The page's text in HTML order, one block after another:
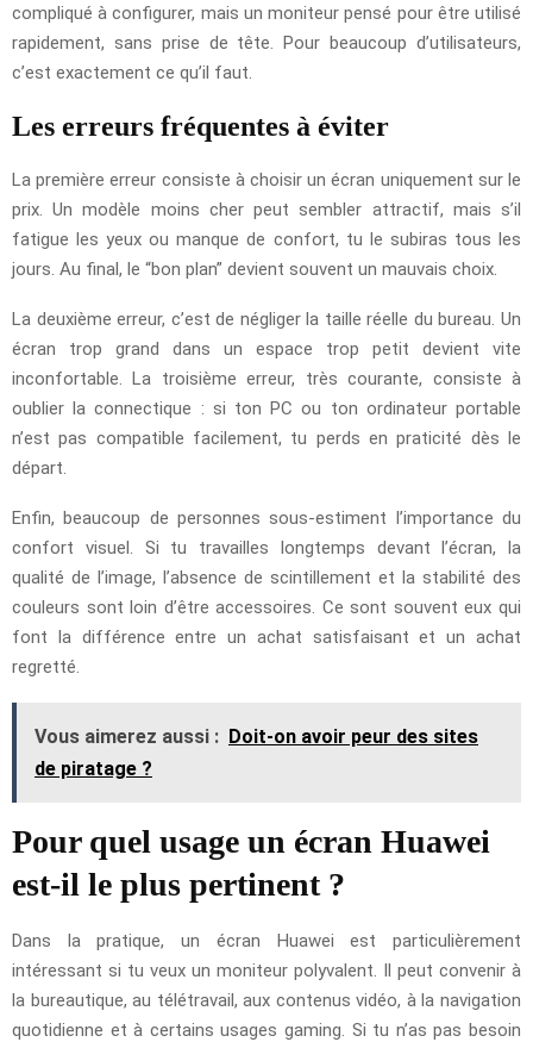
compliqué à configurer, mais un moniteur pensé pour être utilisé
rapidement, sans prise de tête. Pour beaucoup d’utilisateurs,
c’est exactement ce qu’il faut.
Les erreurs fréquentes à éviter
La première erreur consiste à choisir un écran uniquement sur le
prix. Un modèle moins cher peut sembler attractif, mais s’il
fatigue les yeux ou manque de confort, tu le subiras tous les
jours. Au final, le “bon plan” devient souvent un mauvais choix.
La deuxième erreur, c’est de négliger la taille réelle du bureau. Un
écran trop grand dans un espace trop petit devient vite
inconfortable. La troisième erreur, très courante, consiste à
oublier la connectique : si ton PC ou ton ordinateur portable
n’est pas compatible facilement, tu perds en praticité dès le
départ.
Enfin, beaucoup de personnes sous-estiment l’importance du
confort visuel. Si tu travailles longtemps devant l’écran, la
qualité de l’image, l’absence de scintillement et la stabilité des
couleurs sont loin d’être accessoires. Ce sont souvent eux qui
font la différence entre un achat satisfaisant et un achat
regretté.
Vous aimerez aussi : Doit-on avoir peur des sites
de piratage ?
Pour quel usage un écran Huawei
est-il le plus pertinent ?
Dans la pratique, un écran Huawei est particulièrement
intéressant si tu veux un moniteur polyvalent. Il peut convenir à
la bureautique, au télétravail, aux contenus vidéo, à la navigation
quotidienne et à certains usages gaming. Si tu n’as pas besoin